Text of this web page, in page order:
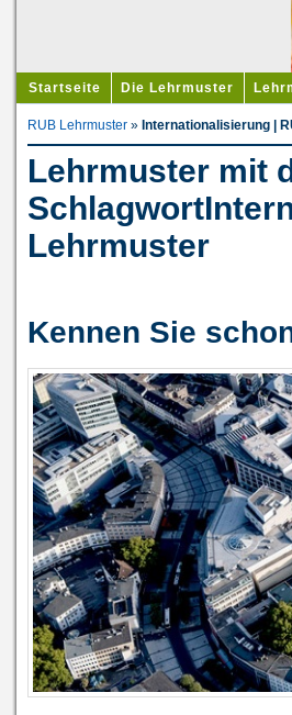
Startseite Die Lehrmuster
RUB Lehrmuster » Internationalisierung |
Lehrmuster mit
Lehrmuster
Kennen Sie